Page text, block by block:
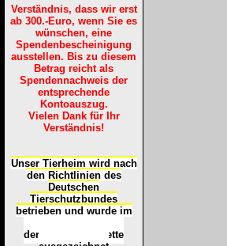
Verständnis, dass wir erst
ab 300.-Euro, wenn Sie es
wünschen, eine
Spendenbescheinigung
ausstellen. Bis zu diesem
Betrag reicht als
Spendennachweis der
entsprechende
Kontoauszug.
Vielen Dank für Ihr
Verständnis!
Unser Tierheim wird nach
den Richtlinien des
Deutschen
Tierschutzbundes
betrieben und wurde im
der
Tierheimplakette